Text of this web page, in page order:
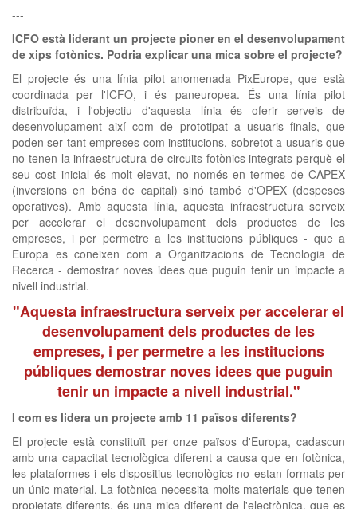
---
ICFO està liderant un projecte pioner en el desenvolupament
de xips fotònics. Podria explicar una mica sobre el projecte?
El projecte és una línia pilot anomenada PixEurope, que està
coordinada per l'ICFO, i és paneuropea. És una línia pilot
distribuïda, i l'objectiu d'aquesta línia és oferir serveis de
desenvolupament així com de prototipat a usuaris finals, que
poden ser tant empreses com institucions, sobretot a usuaris que
no tenen la infraestructura de circuits fotònics integrats perquè el
seu cost inicial és molt elevat, no només en termes de CAPEX
(inversions en béns de capital) sinó també d'OPEX (despeses
operatives). Amb aquesta línia, aquesta infraestructura serveix
per accelerar el desenvolupament dels productes de les
empreses, i per permetre a les institucions públiques - que a
Europa es coneixen com a Organitzacions de Tecnologia de
Recerca - demostrar noves idees que puguin tenir un impacte a
nivell industrial.
"Aquesta infraestructura serveix per accelerar el
desenvolupament dels productes de les
empreses, i per permetre a les institucions
públiques demostrar noves idees que puguin
tenir un impacte a nivell industrial."
I com es lidera un projecte amb 11 països diferents?
El projecte està constituït per onze països d'Europa, cadascun
amb una capacitat tecnològica diferent a causa que en fotònica,
les plataformes i els dispositius tecnològics no estan formats per
un únic material. La fotònica necessita molts materials que tenen
propietats diferents, és una mica diferent de l'electrònica, que es